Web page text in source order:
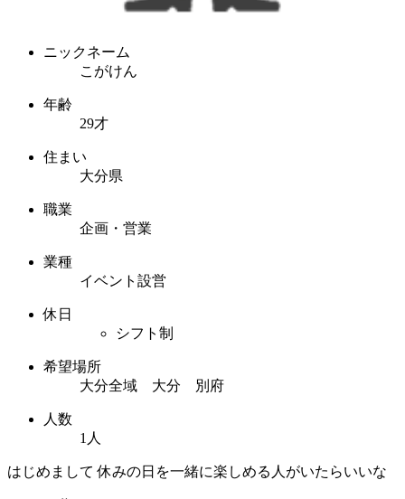
ニックネーム
こがけん
年齢
29才
住まい
大分県
職業
企画・営業
業種
イベント設営
休日
シフト制
希望場所
大分全域 大分 別府
人数
1人
はじめまして 休みの日を一緒に楽しめる人がいたらいいな